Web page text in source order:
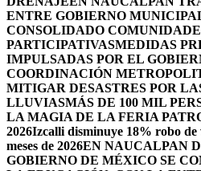
ENTRE GOBIERNO
CONSOLIDADO
PARTICIPATIVASMEDIDAS
IMPULSADAS POR EL
COORDINACIÓN
MITIGAR DESASTRES POR
LLUVIASMÁS DE 100 MIL
LA MAGIA DE LA FERIA
2026Izcalli disminuye 18% robo de
meses de 2026EN NAUCALPAN
GOBIERNO DE MÉXICO SE